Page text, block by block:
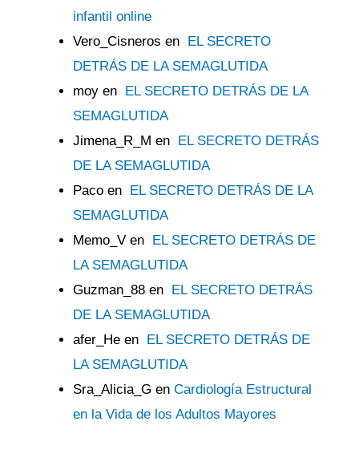
infantil online
Vero_Cisneros en EL SECRETO
DETRÁS DE LA SEMAGLUTIDA
moy en EL SECRETO DETRÁS DE LA
SEMAGLUTIDA
Jimena_R_M en EL SECRETO DETRÁS
DE LA SEMAGLUTIDA
Paco en EL SECRETO DETRÁS DE LA
SEMAGLUTIDA
Memo_V en EL SECRETO DETRÁS DE
LA SEMAGLUTIDA
Guzman_88 en EL SECRETO DETRÁS
DE LA SEMAGLUTIDA
afer_He en EL SECRETO DETRÁS DE
LA SEMAGLUTIDA
Sra_Alicia_G en Cardiología Estructural
en la Vida de los Adultos Mayores